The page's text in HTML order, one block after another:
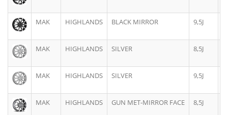
MAK HIGHLANDS BLACK MIRROR 9,5J
MAK HIGHLANDS SILVER 8,5J
MAK HIGHLANDS SILVER 9,5J
MAK HIGHLANDS GUN MET-MIRROR FACE 8,5J